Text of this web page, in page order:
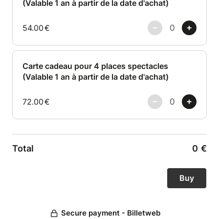
durant 1 an à partir de la date d'achat !
A bientôt à la Comédie Bis !
(Valable 1 an à partir de la date d'achat)
54.00€
Carte cadeau pour 4 places spectacles
(Valable 1 an à partir de la date d'achat)
72.00€
Total 0 €
Secure payment - Billetweb